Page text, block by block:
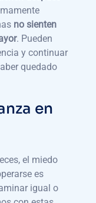
no sienten
. Pueden
y continuar
quedado
en
el miedo
es
igual o